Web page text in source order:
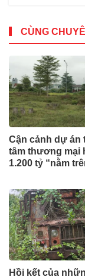
CÙNG
Cận cảnh dự án
tâm thương mại
1.200 tỷ “nằm
Hồi kết của